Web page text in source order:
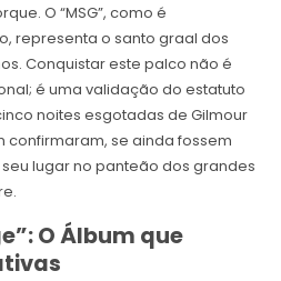
O “MSG”, como é
representa o santo graal dos
Conquistar este palco não é
é uma validação do estatuto
noites esgotadas de Gilmour
confirmaram, se ainda fossem
lugar no panteão dos grandes
O Álbum que